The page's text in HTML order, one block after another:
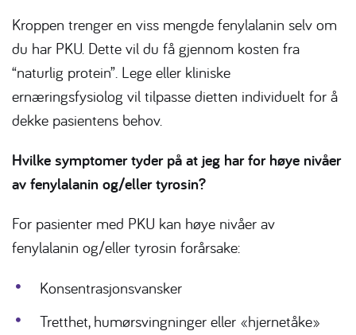
Kroppen trenger en viss mengde fenylalanin selv om
du har PKU. Dette vil du få gjennom kosten fra
“naturlig protein”. Lege eller kliniske
ernæringsfysiolog vil tilpasse dietten individuelt for å
dekke pasientens behov.
Hvilke symptomer tyder på at jeg har for høye nivåer
av fenylalanin og/eller tyrosin?
For pasienter med PKU kan høye nivåer av
fenylalanin og/eller tyrosin forårsake:
Konsentrasjonsvansker
Tretthet, humørsvingninger eller «hjernetåke»